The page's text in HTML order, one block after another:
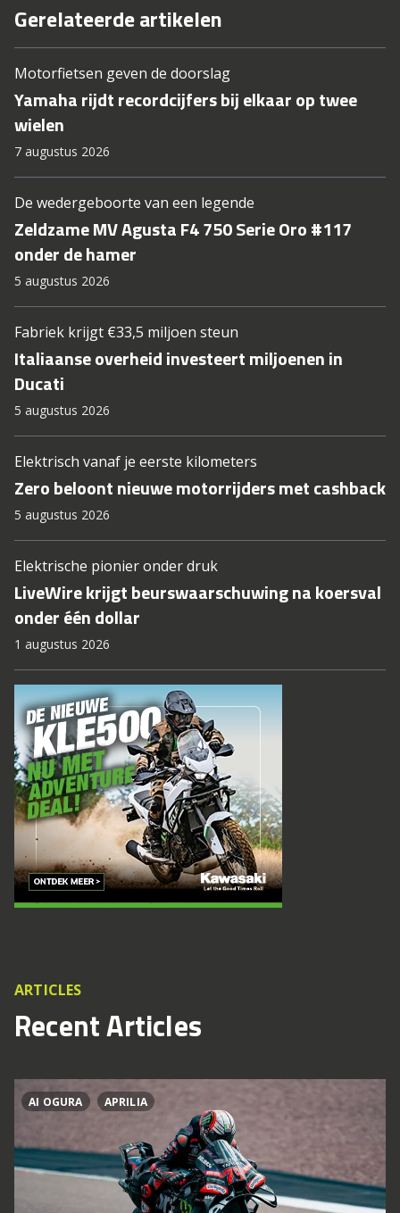
Gerelateerde artikelen
Motorfietsen geven de doorslag
Yamaha rijdt recordcijfers bij elkaar op twee
wielen
7 augustus 2026
De wedergeboorte van een legende
Zeldzame MV Agusta F4 750 Serie Oro #117
onder de hamer
5 augustus 2026
Fabriek krijgt €33,5 miljoen steun
Italiaanse overheid investeert miljoenen in
Ducati
5 augustus 2026
Elektrisch vanaf je eerste kilometers
Zero beloont nieuwe motorrijders met cashback
5 augustus 2026
Elektrische pionier onder druk
LiveWire krijgt beurswaarschuwing na koersval
onder één dollar
1 augustus 2026
ARTICLES
Recent Articles
AI OGURA APRILIA